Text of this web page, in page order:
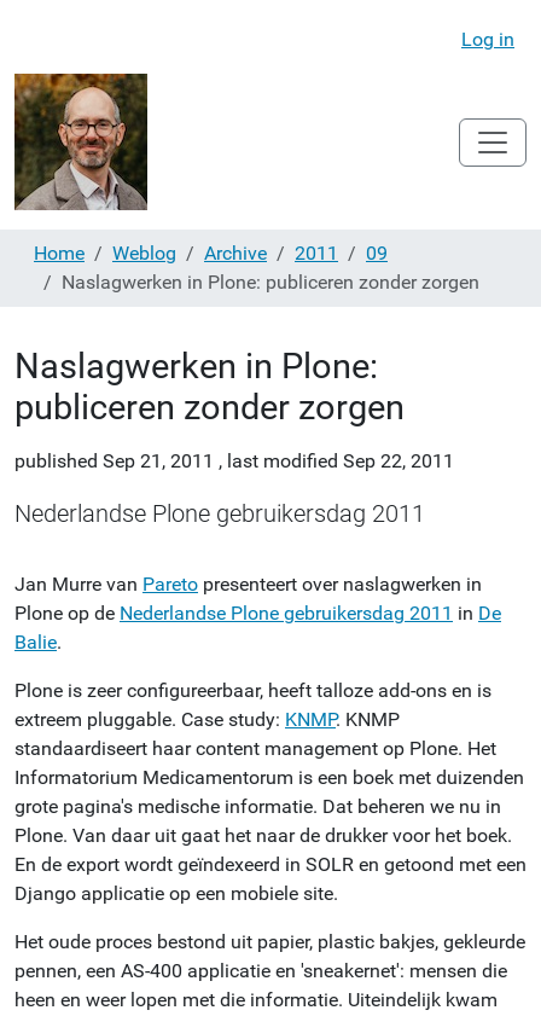
Log in
Home Weblog Archive 2011
09
Naslagwerken in Plone: publiceren zonder zorgen
Naslagwerken in Plone:
publiceren zonder zorgen
published Sep 21, 2011 , last modified Sep 22, 2011
Nederlandse Plone gebruikersdag 2011
Jan Murre van Pareto presenteert over naslagwerken in
Plone op de Nederlandse Plone gebruikersdag 2011 in De
Balie.
Plone is zeer configureerbaar, heeft talloze add-ons en is
extreem pluggable. Case study: KNMP. KNMP
standaardiseert haar content management op Plone. Het
Informatorium Medicamentorum is een boek met duizenden
grote pagina's medische informatie. Dat beheren we nu in
Plone. Van daar uit gaat het naar de drukker voor het boek.
En de export wordt geïndexeerd in SOLR en getoond met een
Django applicatie op een mobiele site.
Het oude proces bestond uit papier, plastic bakjes, gekleurde
pennen, een AS-400 applicatie en 'sneakernet': mensen die
heen en weer lopen met die informatie. Uiteindelijk kwam